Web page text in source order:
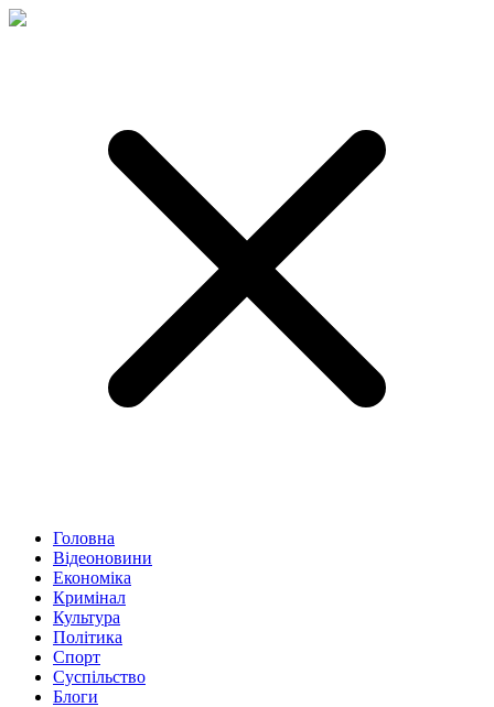
Головна
Відеоновини
Економіка
Кримінал
Культура
Політика
Спорт
Суспільство
Блоги